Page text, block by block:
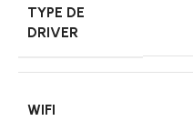
TYPE DE
DRIVER
WIFI